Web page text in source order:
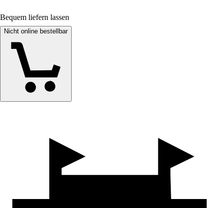
Bequem liefern lassen
Nicht online bestellbar